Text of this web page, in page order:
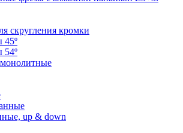
скругления кромки
45º
54º
up & down